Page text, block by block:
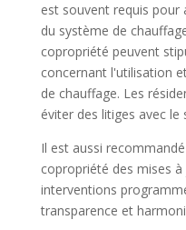
est souvent requis
du système de
copropriété peuvent
concernant l'utilisation
de chauffage. Les
éviter des litiges avec le
Il est aussi
copropriété des mises
interventions
transparence et